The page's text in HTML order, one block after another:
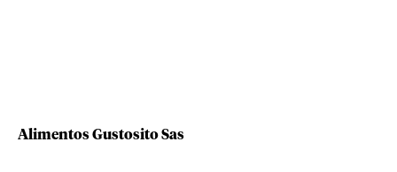
Alimentos Gustosito Sas